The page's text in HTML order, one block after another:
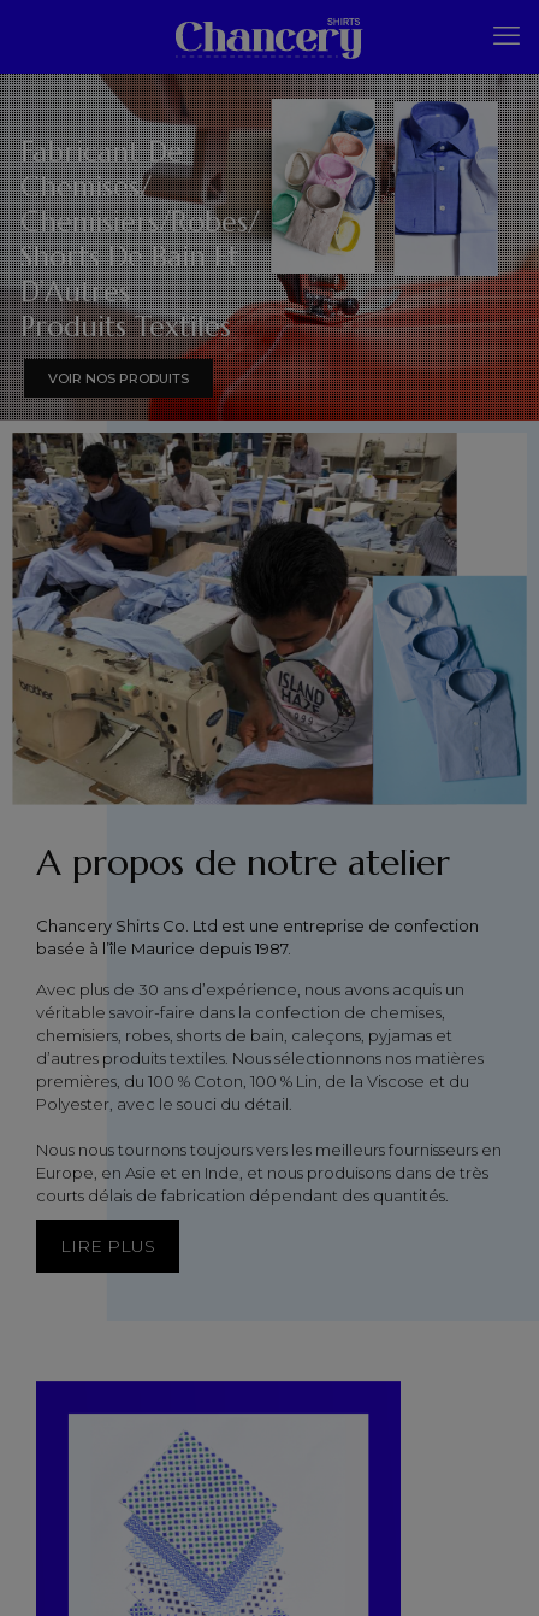
Fabricant De
Chemises/
Chemisiers/Robes/
Shorts De Bain Et
D’Autres
Produits Textiles
VOIR NOS PRODUITS
A propos de notre atelier
Chancery Shirts Co. Ltd est une entreprise de confection
basée à l’île Maurice depuis 1987.
Avec plus de 30 ans d’expérience, nous avons acquis un
véritable savoir-faire dans la confection de chemises,
chemisiers, robes, shorts de bain, caleçons, pyjamas et
d’autres produits textiles. Nous sélectionnons nos matières
premières, du 100 % Coton, 100 % Lin, de la Viscose et du
Polyester, avec le souci du détail.
Nous nous tournons toujours vers les meilleurs fournisseurs en
Europe, en Asie et en Inde, et nous produisons dans de très
courts délais de fabrication dépendant des quantités.
LIRE PLUS